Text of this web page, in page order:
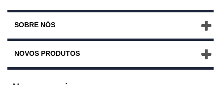
SOBRE NÓS
NOVOS PRODUTOS